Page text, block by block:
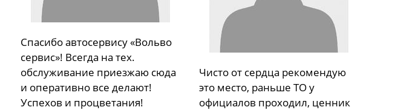
Спасибо автосервису «Вольво
сервис»! Всегда на тех.
обслуживание приезжаю сюда
и оперативно все делают!
Успехов и процветания!
Чисто от сердца рекомендую
это место, раньше ТО у
официалов проходил, ценник